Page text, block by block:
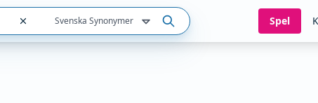
Svenska Synonymer Spel